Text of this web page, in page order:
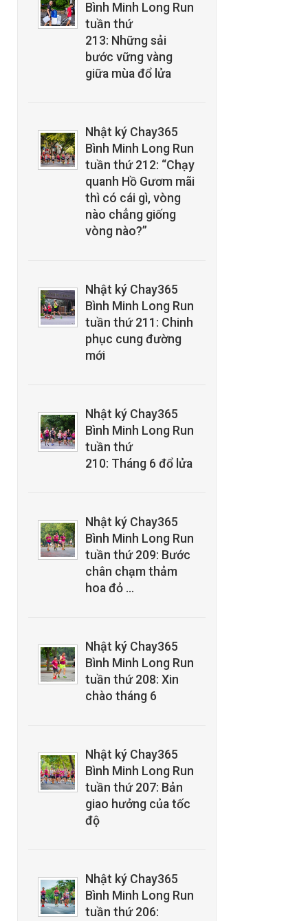
Bình Minh Long Run
tuần thứ
213: Những sải
bước vững vàng
giữa mùa đổ lửa
Nhật ký Chay365
Bình Minh Long Run
tuần thứ 212: “Chạy
quanh Hồ Gươm mãi
thì có cái gì, vòng
nào chẳng giống
vòng nào?”
Nhật ký Chay365
Bình Minh Long Run
tuần thứ 211: Chinh
phục cung đường
mới
Nhật ký Chay365
Bình Minh Long Run
tuần thứ
210: Tháng 6 đổ lửa
Nhật ký Chay365
Bình Minh Long Run
tuần thứ 209: Bước
chân chạm thảm
hoa đỏ …
Nhật ký Chay365
Bình Minh Long Run
tuần thứ 208: Xin
chào tháng 6
Nhật ký Chay365
Bình Minh Long Run
tuần thứ 207: Bản
giao hưởng của tốc
độ
Nhật ký Chay365
Bình Minh Long Run
tuần thứ 206: